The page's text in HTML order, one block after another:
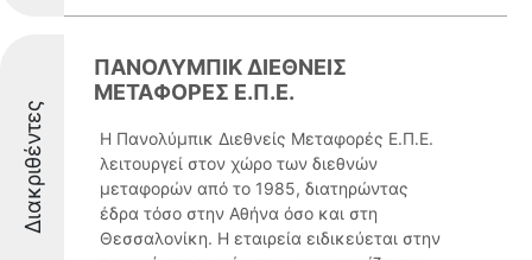
Διακριθέντες
ΠΑΝΟΛΥΜΠΙΚ ΔΙΕΘΝΕΙΣ
ΜΕΤΑΦΟΡΕΣ Ε.Π.Ε.
Η Πανολύμπικ Διεθνείς Μεταφορές Ε.Π.Ε.
λειτουργεί στον χώρο των διεθνών
μεταφορών από το 1985, διατηρώντας
έδρα τόσο στην Αθήνα όσο και στη
Θεσσαλονίκη. Η εταιρεία ειδικεύεται στην